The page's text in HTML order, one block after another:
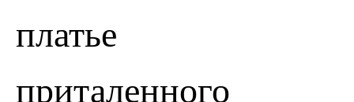
платье
приталенного